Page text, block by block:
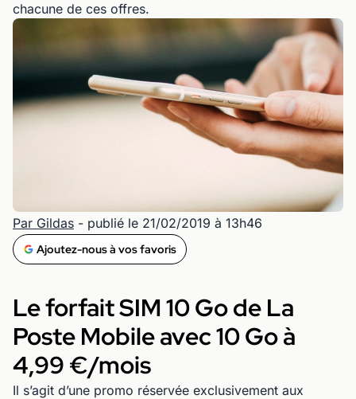
chacune de ces offres.
Par Gildas - publié le 21/02/2019 à 13h46
Ajoutez-nous à vos favoris
Le forfait SIM 10 Go de La
Poste Mobile avec 10 Go à
4,99 €/mois
Il s’agit d’une promo réservée exclusivement aux